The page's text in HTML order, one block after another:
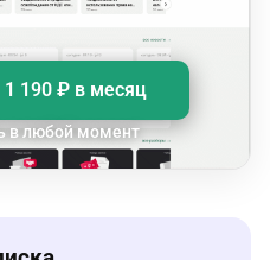
1 190 ₽ в месяц
в любой момент